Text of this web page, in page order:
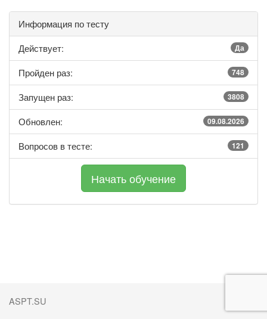
Информация по тесту
Действует:
Да
Пройден раз: 748
Запущен раз: 3808
Обновлен: 09.08.2026
Вопросов в тесте: 121
ASPT.SU